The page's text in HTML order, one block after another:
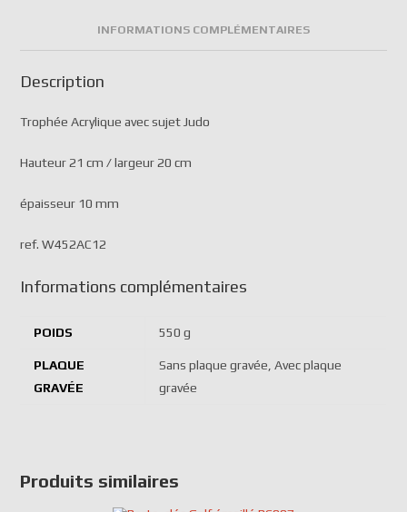
INFORMATIONS COMPLÉMENTAIRES
Description
Trophée Acrylique avec sujet Judo
Hauteur 21 cm / largeur 20 cm
épaisseur 10 mm
ref. W452AC12
Informations complémentaires
POIDS 550 g
PLAQUE
GRAVÉE
Sans plaque gravée, Avec plaque
gravée
Produits similaires